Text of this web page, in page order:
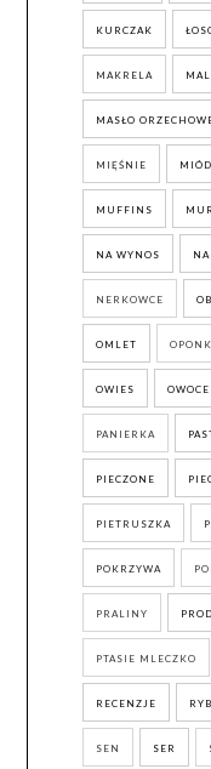
KURCZAK
MAKRELA
MASŁO
MIĘŚNIE MIÓD
MUFFINS
NA WYNOS
NERKOWCE
OMLET
OWIES OWOCE
PANIERKA
PIECZONE
PIETRUSZKA
POKRZYWA
PRALINY
PTASIE MLECZKO
RECENZJE
SEN SER